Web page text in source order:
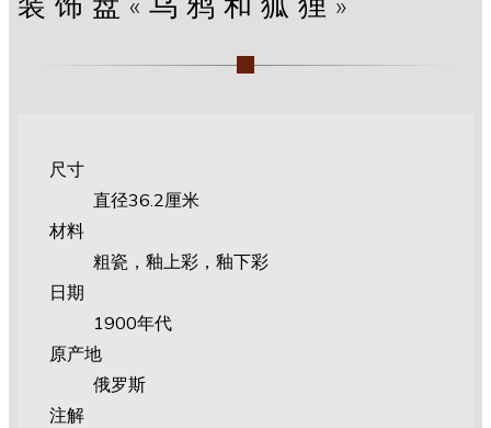
尺寸
直径36.2厘米
材料
粗瓷，釉上彩，釉下彩
日期
1900年代
原产地
俄罗斯
注解